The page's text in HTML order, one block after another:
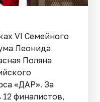
VI Семейного
Леонида
Поляна
«ДАР». За
финалистов,